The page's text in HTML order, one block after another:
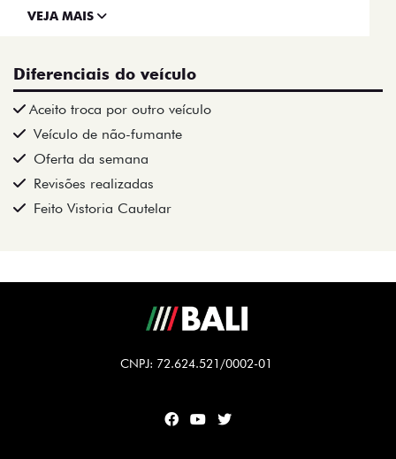
VEJA MAIS
Diferenciais do veículo
Aceito troca por outro veículo
Veículo de não-fumante
Oferta da semana
Revisões realizadas
Feito Vistoria Cautelar
CNPJ: 72.624.521/0002-01